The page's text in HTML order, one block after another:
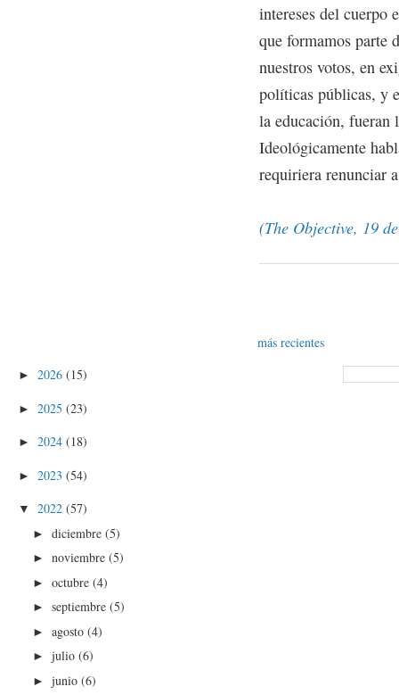
intereses del cuerpo
que formamos parte
nuestros votos, en
políticas públicas, y
la educación, fueran
Ideológicamente
requiriera renunciar
(The Objective, 19
más recientes
► 2026 (15)
► 2025 (23)
► 2024 (18)
► 2023 (54)
▼ 2022 (57)
►diciembre(5)
►noviembre(5)
►octubre(4)
►septiembre(5)
►agosto(4)
►julio(6)
►junio(6)